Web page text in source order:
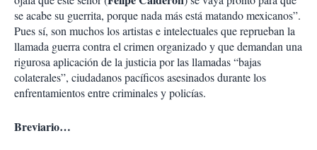
se acabe su guerrita, porque nada más está matando mexicanos”.
Pues sí, son muchos los artistas e intelectuales que reprueban la
llamada guerra contra el crimen organizado y que demandan una
rigurosa aplicación de la justicia por las llamadas “bajas
colaterales”, ciudadanos pacíficos asesinados durante los
enfrentamientos entre criminales y policías.
Breviario…